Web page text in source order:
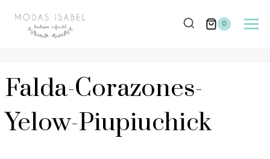
contenido
0
Falda-Corazones-
Yelow-Piupiuchick